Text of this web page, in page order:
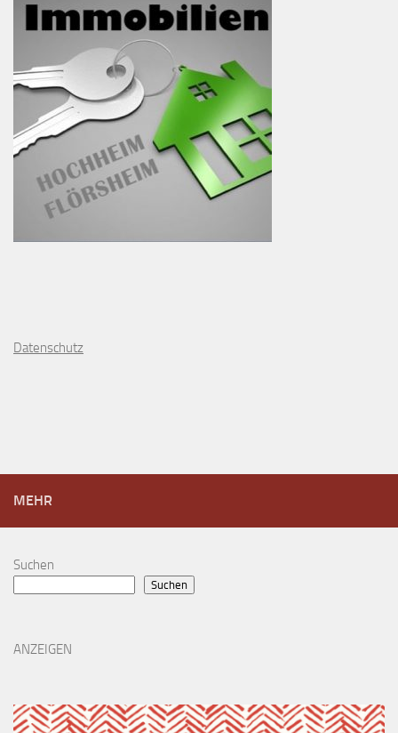
Datenschutz
MEHR
Suchen
Suchen
ANZEIGEN